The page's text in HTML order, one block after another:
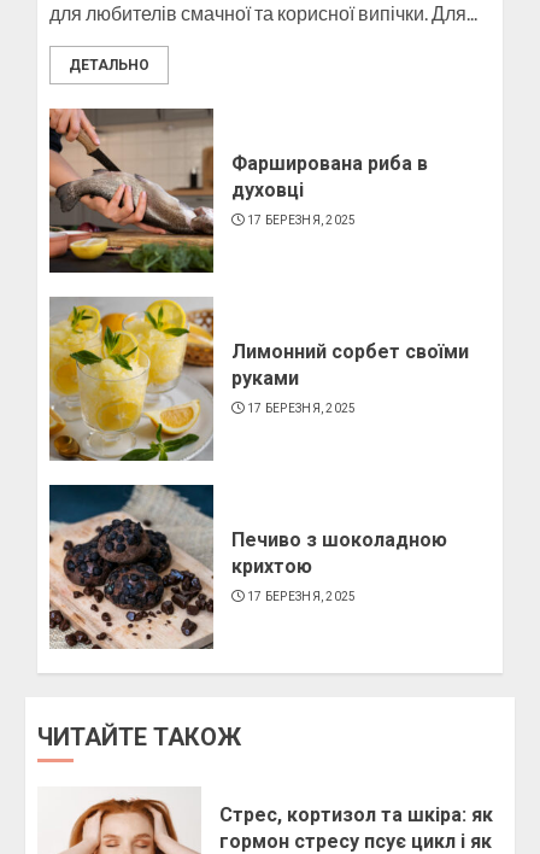
4
для любителів смачної та корисної випічки. Для...
ДЕТАЛЬНО
Фарширована риба в
духовці
17 БЕРЕЗНЯ, 2025
Лимонний сорбет своїми
руками
17 БЕРЕЗНЯ, 2025
Печиво з шоколадною
крихтою
17 БЕРЕЗНЯ, 2025
ЧИТАЙТЕ ТАКОЖ
Стрес, кортизол та шкіра: як
гормон стресу псує цикл і як